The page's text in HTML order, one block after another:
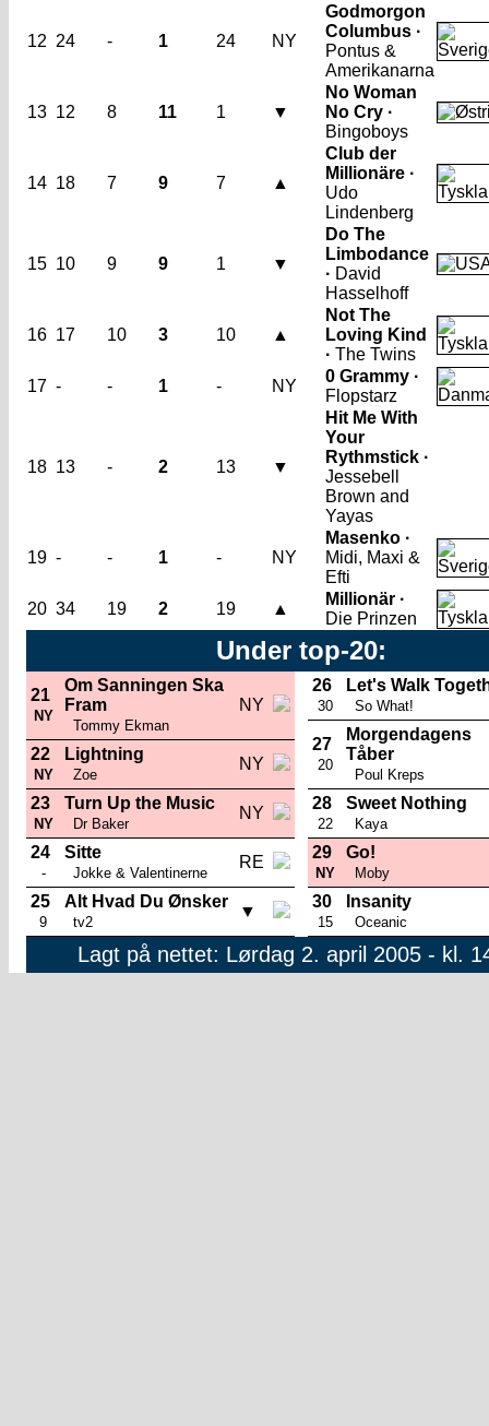
12 24 - 1 24 NY
Godmorgon
Columbus ·
Pontus &
Amerikanarna
13 12 8 11 1 ▼
No Woman
No Cry ·
Bingoboys
14 18 7 9 7 ▲
Club der
Millionäre ·
Udo
Lindenberg
15 10 9 9 1 ▼
Do The
Limbodance
· David
Hasselhoff
16 17 10 3 10 ▲
Not The
Loving Kind
· The Twins
17 - - 1 - NY
0 Grammy ·
Flopstarz
18 13 - 2 13 ▼
Hit Me With
Your
Rythmstick ·
Jessebell
Brown and
Yayas
19 - - 1 - NY
Masenko ·
Midi, Maxi &
Efti
20 34 19 2 19 ▲
Millionär ·
Die Prinzen
Under top-20:
21
NY
Om Sanningen Ska
Fram
Tommy Ekman
NY
22
NY
Lightning
Zoe
NY
23
NY
Turn Up the Music
Dr Baker
NY
24
-
Sitte
Jokke & Valentinerne
RE
25
9
Alt Hvad Du Ønsker
tv2
▼
26
30
Let's Walk
So What!
27
20
Morgendagens
Tåber
Poul Kreps
28
22
Sweet Nothing
Kaya
29
NY
Go!
Moby
30
15
Insanity
Oceanic
Lagt på nettet: Lørdag 2. april 2005 - kl.